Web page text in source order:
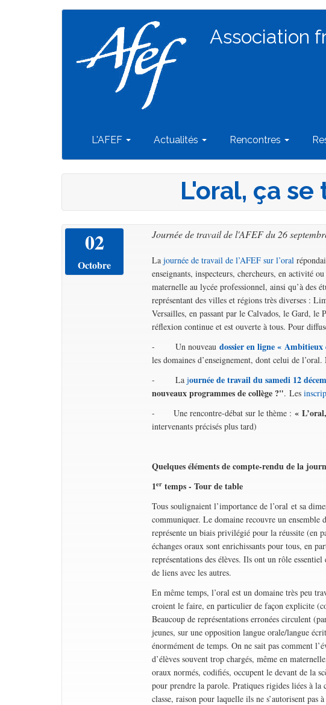
Association
Navigation
principale
L'AFEF Actualités Rencontres
L'oral, ça
02
Octobre
Journée de travail de l'AFEF du 26
Lajournée de travail de l’AFEF sur l’oral
enseignants, inspecteurs, chercheurs, en activité
maternelle au lycée professionnel, ainsi qu’à des
représentant des villes et régions très diverses :
Versailles, en passant par le Calvados, le Gard,
réflexion continue et est ouverte à tous. Pour
- Un nouveaudossier en ligne « Ambitieux
les domaines d’enseignement, dont celui de
- Lajournée de travail du samedi 12
nouveaux programmes de collège ?". Les
- Une rencontre-débat sur le thème :«
intervenants précisés plus tard)
Quelques éléments de compte-rendu de la
1er temps - Tour de table
Tous soulignaient l’importance de l’oral et sa
communiquer. Le domaine recouvre un ensemble
représente un biais privilégié pour la réussite (en
échanges oraux sont enrichissants pour tous, en
représentations des élèves. Ils ont un rôle
de liens avec les autres.
En même temps, l’oral est un domaine très peu
croient le faire, en particulier de façon explicite
Beaucoup de représentations erronées circulent
jeunes, sur une opposition langue orale/langue
énormément de temps. On ne sait pas comment
d’élèves souvent trop chargés, même en
oraux normés, codifiés, occupent le devant de la
pour prendre la parole. Pratiques rigides liées à
classe, raison pour laquelle ils ne s’autorisent pas